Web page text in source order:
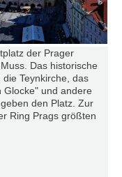
der Prager
Das historische
Teynkirche, das
Glocke" und andere
den Platz. Zur
Ring Prags größten